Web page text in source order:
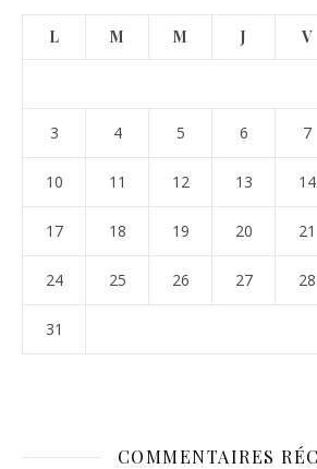
L M M J V
3 4 5 6 7
10 11 12 13 14
17 18 19 20 21
24 25 26 27 28
31
COMMENTAIRES